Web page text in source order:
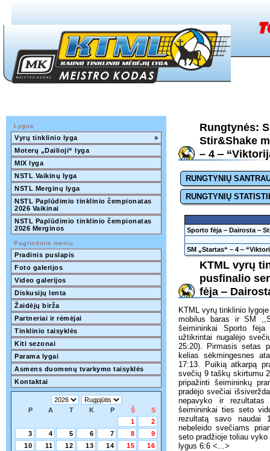
Lygos
Vyrų tinklinio lyga
»
Moterų „Dailioji“ lyga
MIX lyga
NSTL Vaikinų lyga
NSTL Merginų lyga
NSTL Paplūdimio tinklinio čempionatas
2026 Vaikinai
NSTL Paplūdimio tinklinio čempionatas
2026 Merginos
Pagrindinis meniu
Pradinis puslapis
Foto galerijos
Video galerijos
Diskusijų lenta
Žaidėjų birža
Partneriai ir rėmėjai
Tinklinio taisyklės
Kiti sezonai
Parama lygai
Asmens duomenų tvarkymo taisyklės
Kontaktai
P A T K P Š
S
1
2
3
4 5 6 7 8
9
10
11 12 13 14 15
16
Rungtynės:
Stir&Shake
– 4 ‒
RUNGTYNIŲ
RUNGTYNIŲ
Sporto fėja ‒ Dairosta ‒
SM „Startas“ – 4 ‒
KTML vyrų
pusfinalio
fėja ‒
KTML vyrų tinklinio
mobilus baras ir SM
šeimininkai Sporto
užtikrintai nugalėjo
25:20). Pirmasis setas
kelias sėkmingesnes
17:13. Puikią atkarpą
svečių 9 taškų skirtumu
pripažinti šeimininkų
pradėjo svečiai
nepavyko ir
šeimininkai ties seto
rezultatą savo naudai
nebeleido svečiams
seto pradžioje toliau
lygus 6:6 <...>